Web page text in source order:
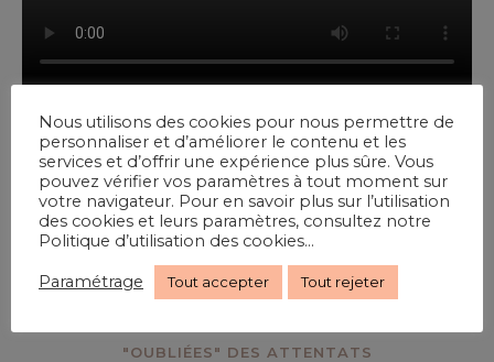
Par Acorp
PRÉCÉDENT
VIH ET PRÉJUDICE SPÉCIFIQUE DE CONTAMINATION
: UN ARRÊT SIMPLEMENT RÉALISTE
PLUS RÉCENT
"OUBLIÉES" DES ATTENTATS
Nous utilisons des cookies pour nous permettre de
personnaliser et d’améliorer le contenu et les
services et d’offrir une expérience plus sûre. Vous
pouvez vérifier vos paramètres à tout moment sur
votre navigateur. Pour en savoir plus sur l’utilisation
des cookies et leurs paramètres, consultez notre
Politique d’utilisation des cookies...
Paramétrage Tout accepter Tout rejeter